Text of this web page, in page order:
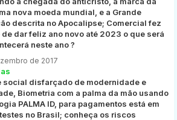
nova moeda mundial, e a Grande
descrita no Apocalipse; Comercial fez
dar feliz ano novo até 2023 o que será
neste ano ?
de 2017
social disfarçado de modernidade e
Biometria com a palma da mão usando
PALMA ID, para pagamentos está em
no Brasil; conheça os riscos